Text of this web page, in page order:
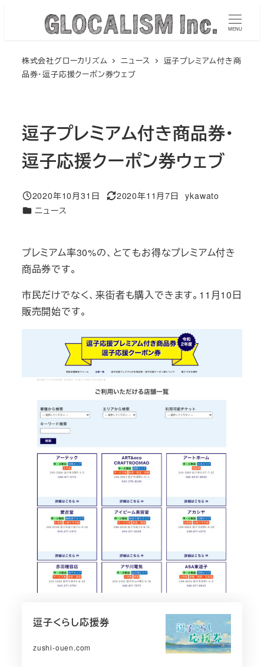
MENU
株式会社グローカリズム ニュース
逗子プレミアム付き商
品券・逗子応援クーポン券ウェブ
逗子プレミアム付き商品券・
逗子応援クーポン券ウェブ
投稿日
2020年10月31日
更新日
2020年11月7日
著
ykawato
カテゴリー
ニュース
プレミアム率30%の、とてもお得なプレミアム付き
商品券です。
市民だけでなく、来街者も購入できます。11月10日
販売開始です。
逗子くらし応援券
zushi-ouen.com